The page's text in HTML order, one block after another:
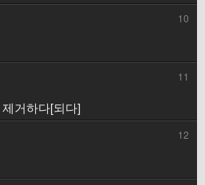
10
11
거하다[되다]
12